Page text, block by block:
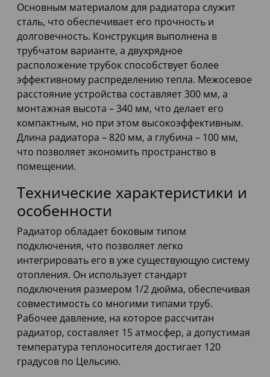
Основным материалом для радиатора служит
сталь, что обеспечивает его прочность и
долговечность. Конструкция выполнена в
трубчатом варианте, а двухрядное
расположение трубок способствует более
эффективному распределению тепла. Межосевое
расстояние устройства составляет 300 мм, а
монтажная высота – 340 мм, что делает его
компактным, но при этом высокоэффективным.
Длина радиатора – 820 мм, а глубина – 100 мм,
что позволяет экономить пространство в
помещении.
Технические характеристики и
особенности
Радиатор обладает боковым типом
подключения, что позволяет легко
интегрировать его в уже существующую систему
отопления. Он использует стандарт
подключения размером 1/2 дюйма, обеспечивая
совместимость со многими типами труб.
Рабочее давление, на которое рассчитан
радиатор, составляет 15 атмосфер, а допустимая
температура теплоносителя достигает 120
градусов по Цельсию.